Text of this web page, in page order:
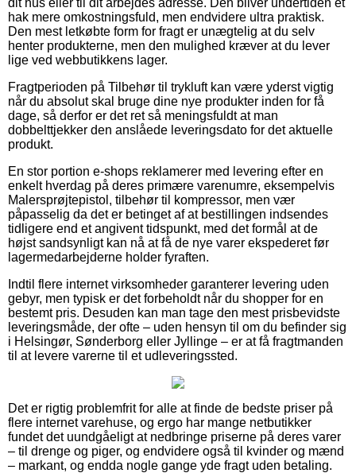
hak mere omkostningsfuld, men endvidere ultra praktisk.
Den mest letkøbte form for fragt er unægtelig at du selv
henter produkterne, men den mulighed kræver at du lever
lige ved webbutikkens lager.
Fragtperioden på Tilbehør til trykluft kan være yderst vigtig
når du absolut skal bruge dine nye produkter inden for få
dage, så derfor er det ret så meningsfuldt at man
dobbelttjekker den anslåede leveringsdato for det aktuelle
produkt.
En stor portion e-shops reklamerer med levering efter en
enkelt hverdag på deres primære varenumre, eksempelvis
Malersprøjtepistol, tilbehør til kompressor, men vær
påpasselig da det er betinget af at bestillingen indsendes
tidligere end et angivent tidspunkt, med det formål at de
højst sandsynligt kan nå at få de nye varer ekspederet før
lagermedarbejderne holder fyraften.
Indtil flere internet virksomheder garanterer levering uden
gebyr, men typisk er det forbeholdt når du shopper for en
bestemt pris. Desuden kan man tage den mest prisbevidste
leveringsmåde, der ofte – uden hensyn til om du befinder sig
i Helsingør, Sønderborg eller Jyllinge – er at få fragtmanden
til at levere varerne til et udleveringssted.
Det er rigtig problemfrit for alle at finde de bedste priser på
flere internet varehuse, og ergo har mange netbutikker
fundet det uundgåeligt at nedbringe priserne på deres varer
– til drenge og piger, og endvidere også til kvinder og mænd
– markant, og endda nogle gange yde fragt uden betaling.